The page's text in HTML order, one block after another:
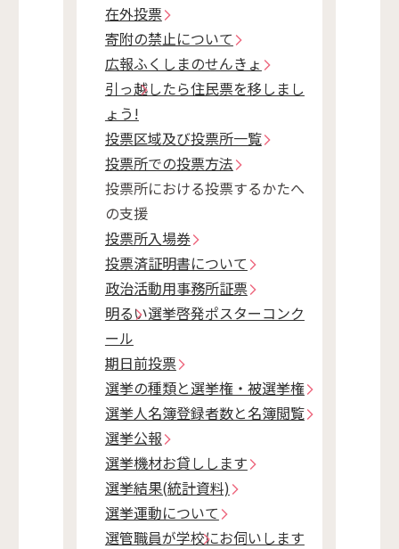
在外投票
寄附の禁止について
広報ふくしまのせんきょ
引っ越したら住民票を移しまし
ょう!
投票区域及び投票所一覧
投票所での投票方法
投票所における投票するかたへ
の支援
投票所入場券
投票済証明書について
政治活動用事務所証票
明るい選挙啓発ポスターコンク
ール
期日前投票
選挙の種類と選挙権・被選挙権
選挙人名簿登録者数と名簿閲覧
選挙公報
選挙機材お貸しします
選挙結果(統計資料)
選挙運動について
選管職員が学校にお伺いします